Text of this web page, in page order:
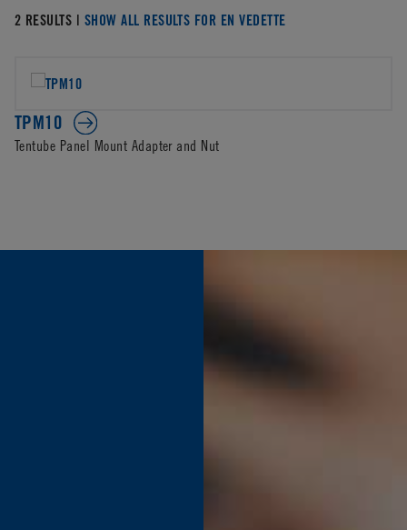
2 RESULTS | SHOW ALL RESULTS FOR EN VEDETTE
TPM10
Tentube Panel Mount Adapter and Nut